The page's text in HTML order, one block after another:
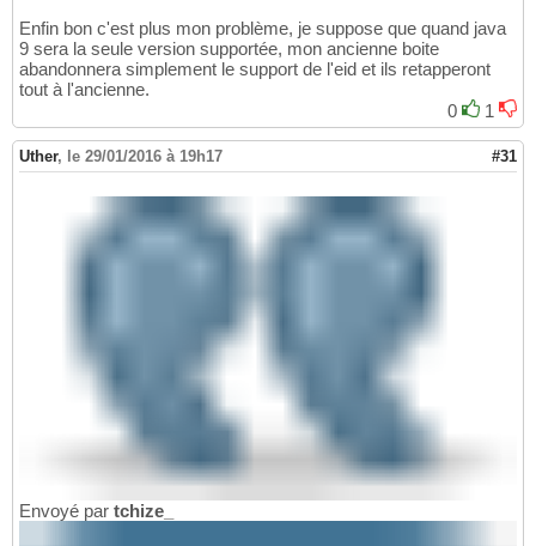
Enfin bon c'est plus mon problème, je suppose que quand java
9 sera la seule version supportée, mon ancienne boite
abandonnera simplement le support de l'eid et ils retapperont
tout à l'ancienne.
0
1
Uther, le 29/01/2016 à 19h17 #31
Envoyé par tchize_